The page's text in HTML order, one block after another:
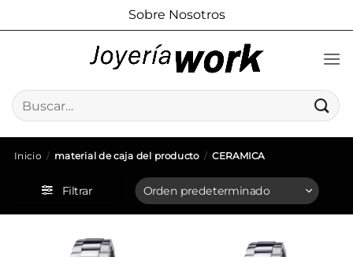
al
Sobre Nosotros
Buscar
por:
Inicio / material de caja del producto / CERAMICA
Filtrar